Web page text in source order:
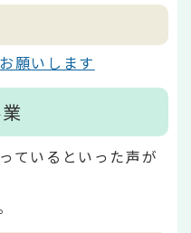
願いします
ているといった声が